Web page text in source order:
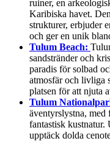
ruiner, en
Karibiska havet.
strukturer, erbjuder
och ger en unik
Tulum Beach:
sandstränder och
paradis för solbad
atmosfär och livliga
platsen för att njuta
Tulum
äventyrslystna, med
fantastisk kustnatur.
upptäck dolda